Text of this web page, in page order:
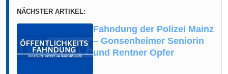
NÄCHSTER ARTIKEL:
Fahndung der Polizei Mainz
– Gonsenheimer Seniorin
und Rentner Opfer